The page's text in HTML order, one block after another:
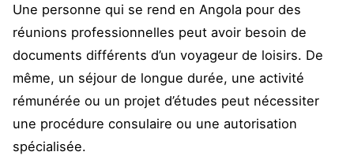
Une personne qui se rend en Angola pour des
réunions professionnelles peut avoir besoin de
documents différents d’un voyageur de loisirs. De
même, un séjour de longue durée, une activité
rémunérée ou un projet d’études peut nécessiter
une procédure consulaire ou une autorisation
spécialisée.